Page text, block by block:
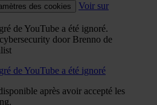
des cookies
Voir sur
de YouTube a été ignoré.
door Brenno de
de YouTube a été ignoré
après avoir accepté les